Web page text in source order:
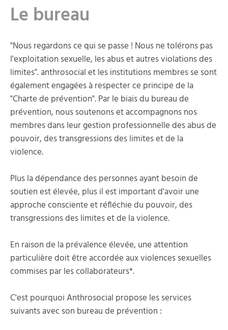
Le bureau
"Nous regardons ce qui se passe ! Nous ne tolérons pas
l'exploitation sexuelle, les abus et autres violations des
limites". anthrosocial et les institutions membres se sont
également engagées à respecter ce principe de la
"Charte de prévention". Par le biais du bureau de
prévention, nous soutenons et accompagnons nos
membres dans leur gestion professionnelle des abus de
pouvoir, des transgressions des limites et de la
violence.
Plus la dépendance des personnes ayant besoin de
soutien est élevée, plus il est important d'avoir une
approche consciente et réfléchie du pouvoir, des
transgressions des limites et de la violence.
En raison de la prévalence élevée, une attention
particulière doit être accordée aux violences sexuelles
commises par les collaborateurs*.
C'est pourquoi Anthrosocial propose les services
suivants avec son bureau de prévention :